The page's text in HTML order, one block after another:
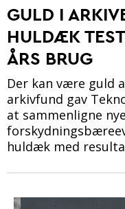
GULD I
HULDÆK
ÅRS BRUG
Der kan være guld
arkivfund gav
at sammenligne
huldæk med